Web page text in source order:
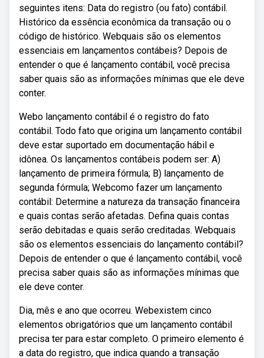
seguintes itens: Data do registro (ou fato) contábil.
Histórico da essência econômica da transação ou o
código de histórico. Webquais são os elementos
essenciais em lançamentos contábeis? Depois de
entender o que é lançamento contábil, você precisa
saber quais são as informações mínimas que ele deve
conter.
Webo lançamento contábil é o registro do fato
contábil. Todo fato que origina um lançamento contábil
deve estar suportado em documentação hábil e
idônea. Os lançamentos contábeis podem ser: A)
lançamento de primeira fórmula; B) lançamento de
segunda fórmula; Webcomo fazer um lançamento
contábil: Determine a natureza da transação financeira
e quais contas serão afetadas. Defina quais contas
serão debitadas e quais serão creditadas. Webquais
são os elementos essenciais do lançamento contábil?
Depois de entender o que é lançamento contábil, você
precisa saber quais são as informações mínimas que
ele deve conter.
Dia, mês e ano que ocorreu. Webexistem cinco
elementos obrigatórios que um lançamento contábil
precisa ter para estar completo. O primeiro elemento é
a data do registro, que indica quando a transação